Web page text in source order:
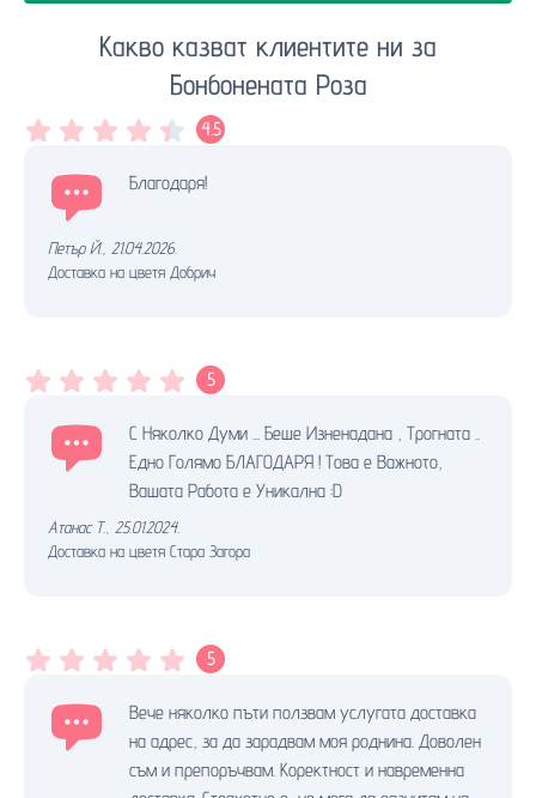
Какво казват клиентите ни за
Бонбонената Роза
4.5
Благодаря!
Петър Й. 21.04.2026.
Доставка на цветя Добрич
5
С Няколко Думи ... Беше Изненадана , Трогната ..
Едно Голямо БЛАГОДАРЯ ! Това е Важното,
Вашата Работа е Уникална :D
Атанас Т. 25.01.2024.
Доставка на цветя Стара Загора
5
Вече няколко пъти ползвам услугата доставка
на адрес, за да зарадвам моя роднина. Доволен
съм и препоръчвам. Коректност и навременна